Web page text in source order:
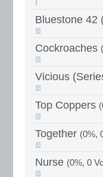
Bluestone 42
Cockroaches
Vicious
Top Coppers
Together (0%,
Nurse (0%, 0